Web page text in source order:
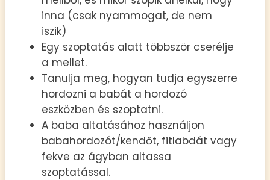
inna (csak nyammogat, de nem
iszik)
Egy szoptatás alatt többször cserélje
a mellet.
Tanulja meg, hogyan tudja egyszerre
hordozni a babát a hordozó
eszközben és szoptatni.
A baba altatásához használjon
babahordozót/kendőt, fitlabdát vagy
fekve az ágyban altassa
szoptatással.